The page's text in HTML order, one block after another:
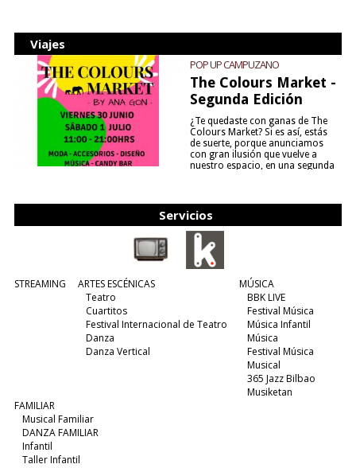
Viajes
POP UP CAMPUZANO
The Colours Market -
Segunda Edición
¿Te quedaste con ganas de The
Colours Market? Si es así, estás
de suerte, porque anunciamos
con gran ilusión que vuelve a
nuestro espacio, en una segunda
Servicios
STREAMING
ARTES ESCÉNICAS
Teatro
Cuartitos
Festival Internacional de Teatro
Danza
Danza Vertical
MÚSICA
BBK LIVE
Festival Música
Música Infantil
Música
Festival Música
Musical
365 Jazz Bilbao
Musiketan
FAMILIAR
Musical Familiar
DANZA FAMILIAR
Infantil
Taller Infantil